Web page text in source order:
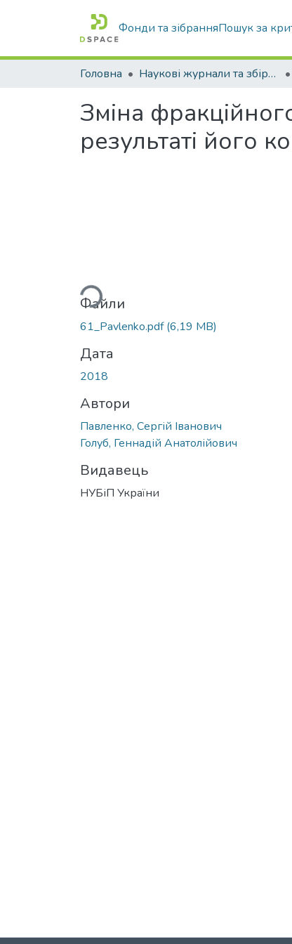
Фонди та зібранняПошук за
Головна Наукові журнали та збірники видань
Зміна
результаті його
Вантажиться...
Файли
61_Pavlenko.pdf(6,19 MB)
Дата
2018
Автори
Павленко, Сергій Іванович
Голуб, Геннадій Анатолійович
Видавець
НУБіП України